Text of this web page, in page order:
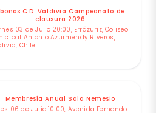
C.D. Valdivia Campeonato de
clausura 2026
03 de Julio 20:00, Errázuriz, Coliseo
Antonio Azurmendy Riveros,
Chile
Membresía Anual Sala Nemesio
06 de Julio 10:00, Avenida Fernando